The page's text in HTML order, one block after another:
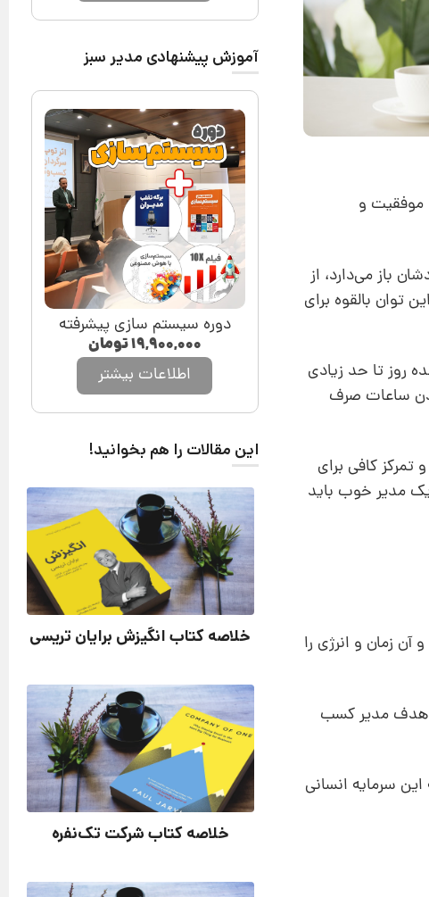
موفقیت و
باز می‌دارد، از
توان بالقوه برای
با 50 درصد توانش کار می‌کند. 50 درصد باقیمانده روز تا حد زیادی
ساعات صرف
کافی برای
مدیر خوب باید
و آن زمان و انرژی را
هدف مدیر کسب
سرمایه انسانی
آموزش پیشنهادی مدیر سبز
دوره سیستم سازی پیشرفته
۱۹,۹۰۰,۰۰۰تومان
اطلاعات بیشتر
این مقالات را هم بخوانید!
خلاصه کتاب انگیزش برایان تریسی
خلاصه کتاب شرکت تک‌نفره